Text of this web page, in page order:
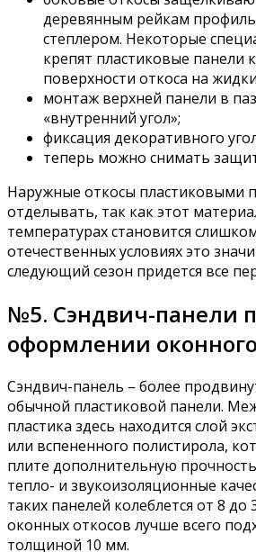
деревянным рейкам
степлером. Некоторые
крепят пластиковые панели
поверхности откоса на
монтаж верхней панели в
«внутренний угол»;
фиксация декоративного
теперь можно снимать
Наружные откосы пластиковыми
отделывать, так как этот
температурах становится
отечественных условиях это
следующий сезон придется все
№5. Сэндвич-панели
оформлении
Сэндвич-панель – более
обычной пластиковой панели.
пластика здесь находится слой
или вспененного полистирола,
плите дополнительную
тепло- и звукоизоляционные
таких панелей колеблется от 8 до
оконных откосов лучше всего
толщиной 10 мм.